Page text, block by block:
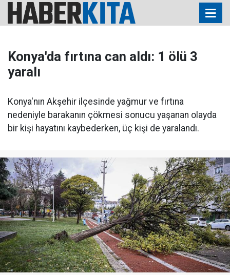
Konya'da fırtına can aldı: 1 ölü 3
yaralı
Konya'nın Akşehir ilçesinde yağmur ve fırtına
nedeniyle barakanın çökmesi sonucu yaşanan olayda
bir kişi hayatını kaybederken, üç kişi de yaralandı.